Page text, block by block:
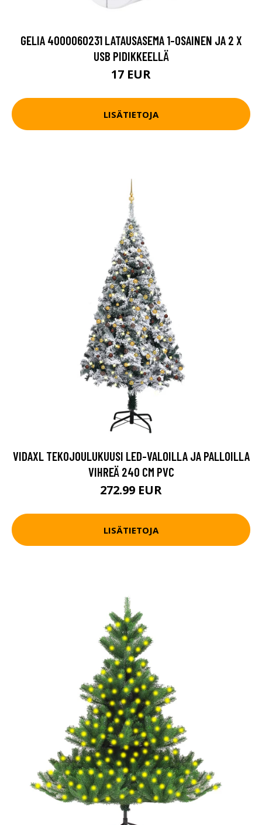
GELIA 4000060231 LATAUSASEMA 1-OSAINEN JA 2 X
USB PIDIKKEELLÄ
17 EUR
LISÄTIETOJA
VIDAXL TEKOJOULUKUUSI LED-VALOILLA JA PALLOILLA
VIHREÄ 240 CM PVC
272.99 EUR
LISÄTIETOJA